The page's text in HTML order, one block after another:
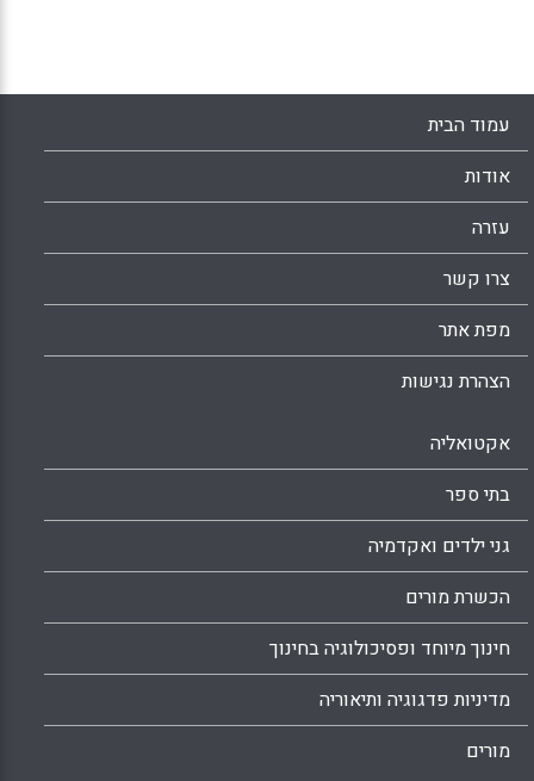
בבירור באופן שלילי להכרה שלהם במשוב
התלמידים ולתפיסה שלהם את התקשורת עם
מנהיגות (Elstad, Eyvind; Lejonberg, Eli;
עמוד הבית
אודות
עזרה
צרו קשר
מפת אתר
הצהרת נגישות
אקטואליה
בתי ספר
גני ילדים ואקדמיה
הכשרת מורים
חינוך מיוחד ופסיכולוגיה בחינוך
מדיניות פדגוגיה ותיאוריה
מורים